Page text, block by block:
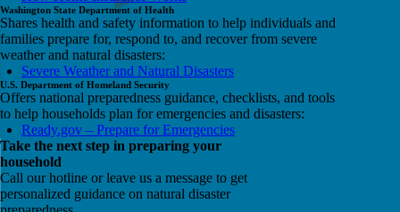
Washington State Department of Health
Shares health and safety information to help individuals and
families prepare for, respond to, and recover from severe
weather and natural disasters:
Severe Weather and Natural Disasters
U.S. Department of Homeland Security
Offers national preparedness guidance, checklists, and tools
to help households plan for emergencies and disasters:
Ready.gov – Prepare for Emergencies
Take the next step in preparing your
household
Call our hotline or leave us a message to get
personalized guidance on natural disaster